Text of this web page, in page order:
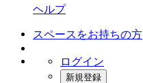
ヘルプ
スペースをお持ちの方
ログイン
新規登録